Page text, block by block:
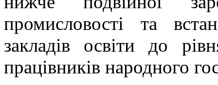
промисловості та
закладів освіти до
працівників народного